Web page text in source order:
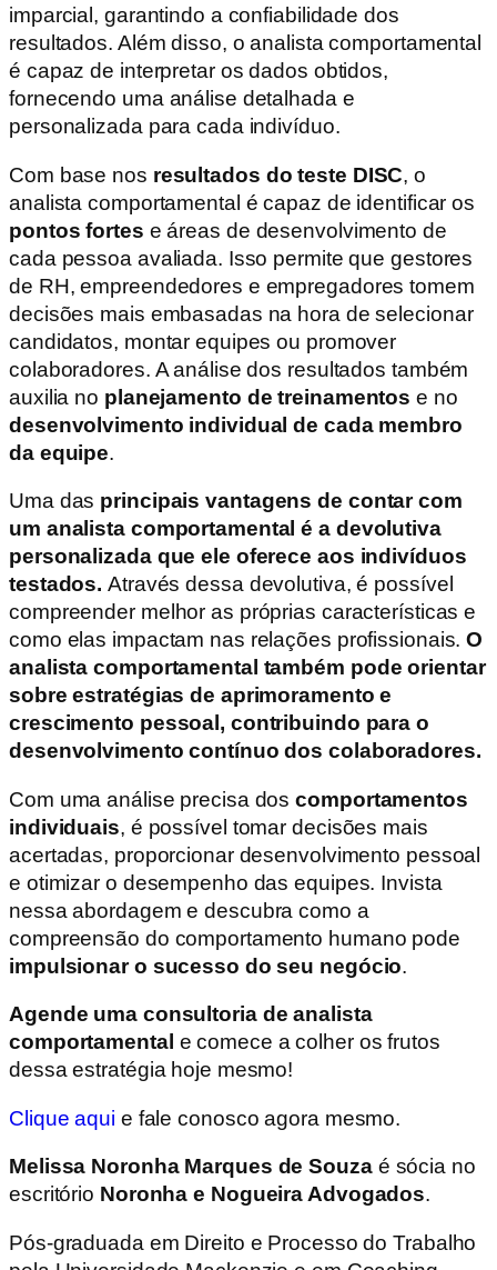
imparcial, garantindo a confiabilidade dos
resultados. Além disso, o analista comportamental
é capaz de interpretar os dados obtidos,
fornecendo uma análise detalhada e
personalizada para cada indivíduo.
Com base nos resultados do teste DISC, o
analista comportamental é capaz de identificar os
pontos fortes e áreas de desenvolvimento de
cada pessoa avaliada. Isso permite que gestores
de RH, empreendedores e empregadores tomem
decisões mais embasadas na hora de selecionar
candidatos, montar equipes ou promover
colaboradores. A análise dos resultados também
auxilia no planejamento de treinamentos e no
desenvolvimento individual de cada membro
da equipe.
Uma das principais vantagens de contar com
um analista comportamental é a devolutiva
personalizada que ele oferece aos indivíduos
testados.Através dessa devolutiva, é possível
compreender melhor as próprias características e
como elas impactam nas relações profissionais.O
analista comportamental também pode orientar
sobre estratégias de aprimoramento e
crescimento pessoal, contribuindo para o
desenvolvimento contínuo dos colaboradores.
Com uma análise precisa doscomportamentos
individuais, é possível tomar decisões mais
acertadas, proporcionar desenvolvimento pessoal
e otimizar o desempenho das equipes. Invista
nessa abordagem e descubra como a
compreensão do comportamento humano pode
impulsionar o sucesso do seu negócio.
Agende uma consultoria de analista
comportamental e comece a colher os frutos
dessa estratégia hoje mesmo!
Clique aqui e fale conosco agora mesmo.
Melissa Noronha Marques de Souza é sócia no
escritório Noronha e Nogueira Advogados.
Pós-graduada em Direito e Processo do Trabalho